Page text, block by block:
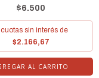
$6.500
cuotas sin interés de
$2.166,67